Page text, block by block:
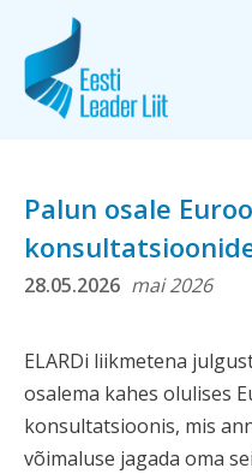
Palun osale
28.05.2026 mai 2026
ELARDi liikmetena
osalema kahes olulises
konsultatsioonis, mis
võimaluse jagada oma